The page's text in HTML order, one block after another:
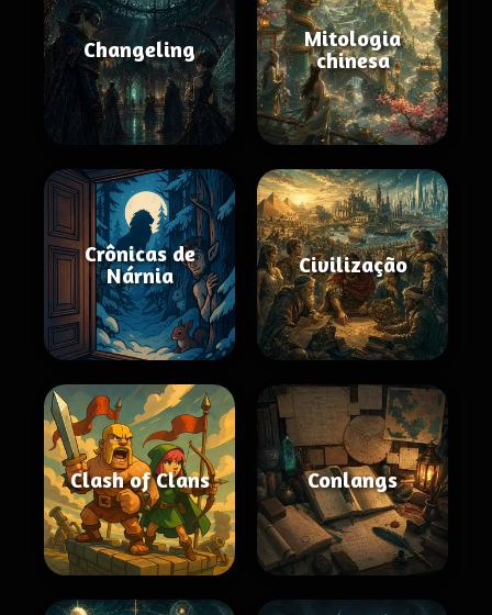
Changeling
Mitologia
chinesa
Crônicas de
Nárnia
Civilização
Clash of Clans Conlangs